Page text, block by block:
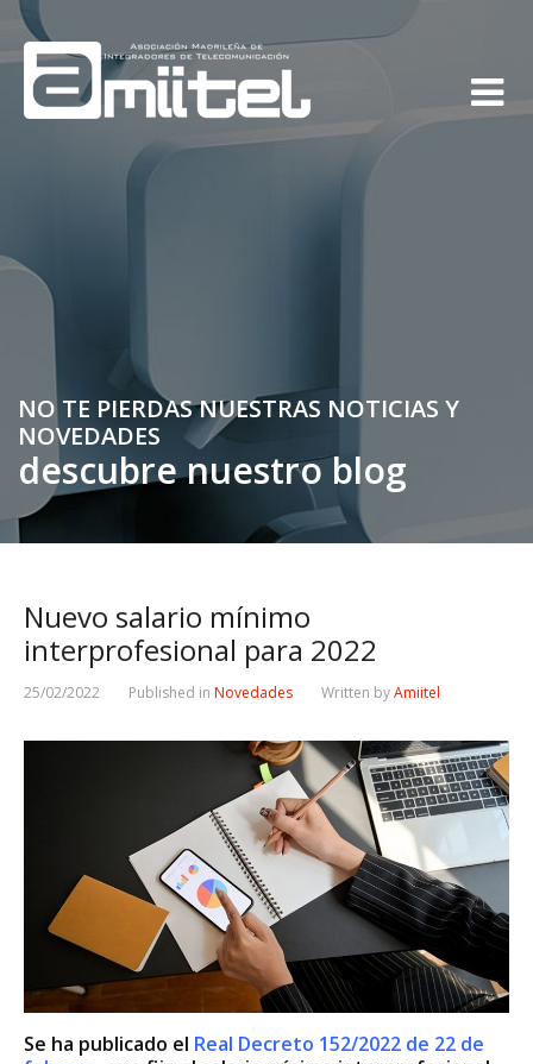
NO TE PIERDAS NUESTRAS NOTICIAS Y
NOVEDADES
descubre nuestro blog
Nuevo salario mínimo
interprofesional para 2022
25/02/2022 Published in Novedades Written byAmiitel
Se ha publicado el Real Decreto 152/2022 de 22 de